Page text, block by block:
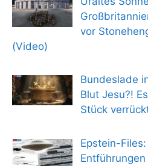
vor
(Video)
Bundeslade
Blut Jesu?!
Stück
Epstein-